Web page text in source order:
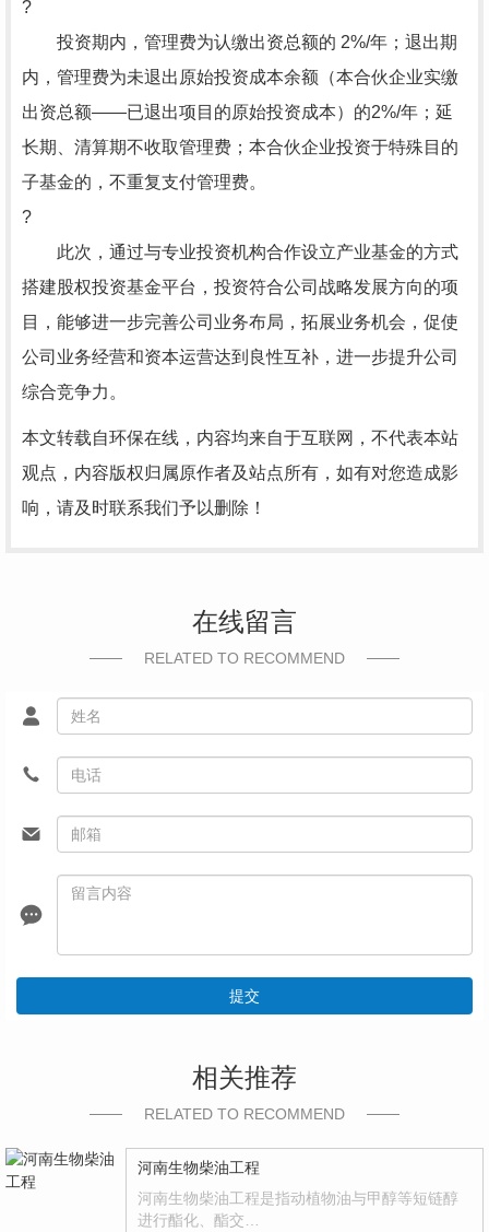
?
投资期内，管理费为认缴出资总额的 2%/年；退出期
内，管理费为未退出原始投资成本余额（本合伙企业实缴
出资总额——已退出项目的原始投资成本）的2%/年；延
长期、清算期不收取管理费；本合伙企业投资于特殊目的
子基金的，不重复支付管理费。
?
此次，通过与专业投资机构合作设立产业基金的方式
搭建股权投资基金平台，投资符合公司战略发展方向的项
目，能够进一步完善公司业务布局，拓展业务机会，促使
公司业务经营和资本运营达到良性互补，进一步提升公司
综合竞争力。
本文转载自环保在线，内容均来自于互联网，不代表本站
观点，内容版权归属原作者及站点所有，如有对您造成影
响，请及时联系我们予以删除！
在线留言
RELATED TO RECOMMEND
提交
相关推荐
RELATED TO RECOMMEND
河南生物柴油工程
河南生物柴油工程是指动植物油与甲醇等短链醇
进行酯化、酯交…